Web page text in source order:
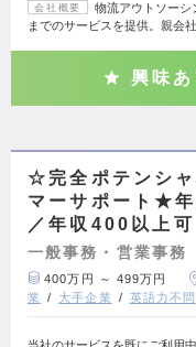
会社概要
物流アウトソーシ
までのサービスを提供。親会
興味あ
☆完全ポテンシャ
マーサポート★
／年収400以上可
一般事務・営業事務
400万円 ～ 499万円
業
大手企業 英語力不問